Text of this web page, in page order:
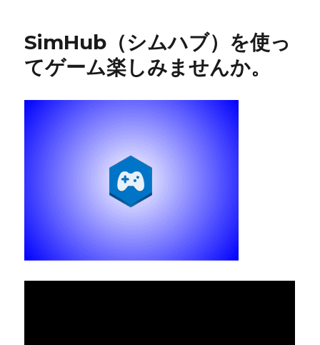
SimHub（シムハブ）を使っ
てゲーム楽しみませんか。